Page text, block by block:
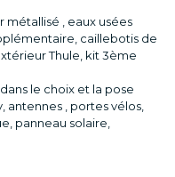
métallisé , eaux usées
caillebotis de
Thule, kit 3ème
le choix et la pose
antennes , portes vélos,
panneau solaire,